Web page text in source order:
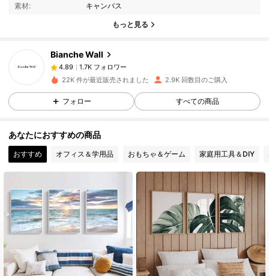
素材: キャンバス
もっと見る
Bianche Wall
1.7K フォロワー
4.89 1.7K フォロワー
4.89
4.89 1.7K フォロワー
4.89 1.7K フォロワー
4.89 1.7K フォロワー
22K 件が最近販売されました 2.9K 回数目のご購入
フォロー すべての商品
あなたにおすすめの商品
おすすめ オフィス＆学用品 おもちゃ＆ゲーム 家庭用工具＆DIY